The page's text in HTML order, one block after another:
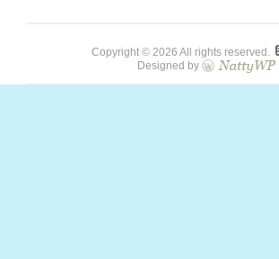
Copyright © 2026 All rights reserved.
Designed by